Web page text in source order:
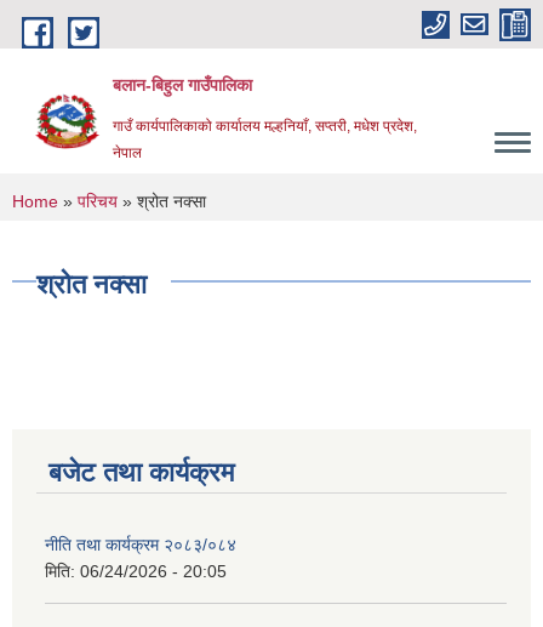
Skip to main content
बलान-बिहुल गाउँपालिका
गाउँ कार्यपालिकाको कार्यालय मल्हनियाँ, सप्तरी, मधेश प्रदेश,
नेपाल
You are here
Home » परिचय » श्रोत नक्सा
श्रोत नक्सा
बजेट तथा कार्यक्रम
नीति तथा कार्यक्रम २०८३/०८४
मिति: 06/24/2026 - 20:05